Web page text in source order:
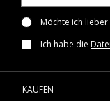
Möchte ich
Ich habe die
KAUFEN